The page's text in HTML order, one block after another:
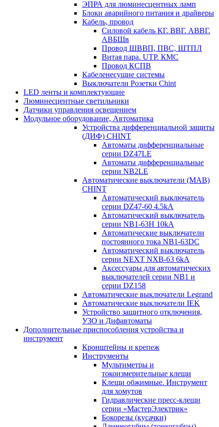
ЭПРА для люминесцентных ламп
Блоки аварийного питания и драйверы
Кабель, провод
Силовой кабель КГ. ВВГ. АВВГ.
АВБШв
Провод ШВВП, ПВС, ШТПЛ
Витая пара. UTP. КМС
Провод КСПВ
Кабеленесущие системы
Выключатели Розетки Chint
LED ленты и комплектующие
Люминесцентные светильники
Датчики управления освещением
Модульное оборудование, Автоматика
Устройства дифференциальной защиты
(ДИФ) CHINT
Автоматы дифференциальные
серии DZ47LE
Автоматы дифференциальные
серии NB2LE
Автоматические выключатели (МАВ)
CHINT
Автоматический выключатель
серии DZ47-60 4.5kA
Автоматический выключатель
серии NB1-63H 10kA
Автоматические выключатели
постоянного тока NB1-63DC
Автоматический выключатель
серии NEXT NXB-63 6kA
Аксессуары для автоматических
выключателей серии NB1 и
серии DZ158
Автоматические выключатели Legrand
Автоматические выключатели IEK
Устройство защитного отключения,
УЗО и Дифавтоматы
Дополнительные приспособления устройства и
инструмент
Кронштейны и крепеж
Инструменты
Мультиметры и
токоизмерительные клещи
Клещи обжимные. Инструмент
для хомутов
Гидравлические пресс-клещи
серии «МастерЭлектрик»
Бокорезы (кусачки)